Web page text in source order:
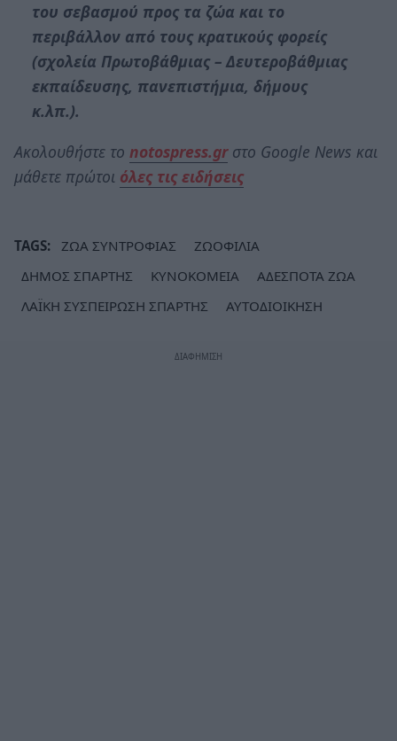
του σεβασμού προς τα ζώα και το
περιβάλλον από τους κρατικούς φορείς
(σχολεία Πρωτοβάθμιας – Δευτεροβάθμιας
εκπαίδευσης, πανεπιστήμια, δήμους
κ.λπ.).
Ακολουθήστε το notospress.grστο Google News και
μάθετε πρώτοι όλες τις ειδήσεις
TAGS: ΖΩΑ ΣΥΝΤΡΟΦΙΑΣ
ΖΩΟΦΙΛΙΑ
ΔΗΜΟΣ ΣΠΑΡΤΗΣ
ΚΥΝΟΚΟΜΕΙΑ
ΑΔΕΣΠΟΤΑ ΖΩΑ
ΛΑΪΚΗ ΣΥΣΠΕΙΡΩΣΗ ΣΠΑΡΤΗΣ
ΑΥΤΟΔΙΟΙΚΗΣΗ